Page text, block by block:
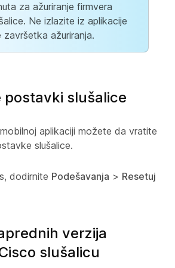
za ažuriranje firmvera
Ne izlazite iz aplikacije
završetka ažuriranja.
postavki slušalice
aplikaciji možete da vratite
slušalice.
dodirnite Podešavanja > Resetuj
verzija
slušalicu